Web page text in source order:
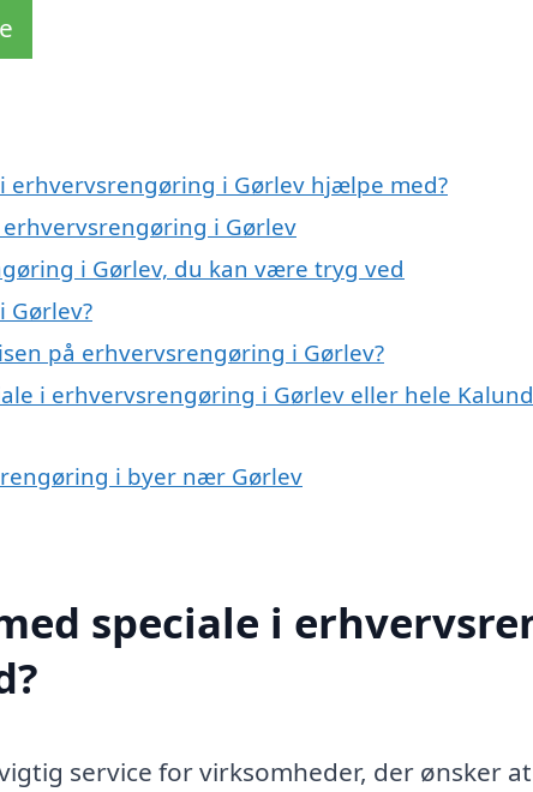
erhvervsrengøring i Gørlev hjælpe med?
i Gørlev
i Gørlev, du kan være tryg ved
Gørlev?
på erhvervsrengøring i Gørlev?
i erhvervsrengøring i Gørlev eller hele
i byer nær Gørlev
speciale i
service for virksomheder, der ønsker